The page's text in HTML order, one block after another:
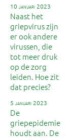
10 januari 2023
Naast het
griepvirus zijn
er ook andere
virussen, die
tot meer druk
op de zorg
leiden. Hoe zit
dat precies?
5 januari 2023
De
griepepidemie
houdt aan. De